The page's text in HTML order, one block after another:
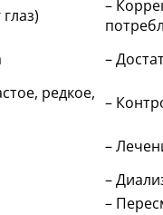
–
–
редкое, –
–
–
–